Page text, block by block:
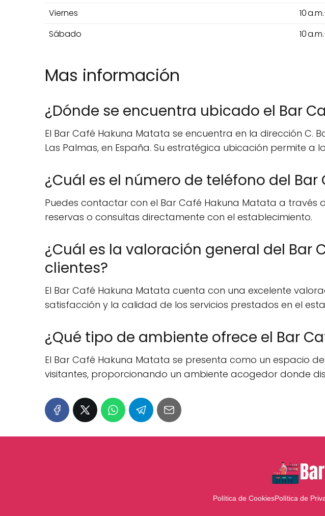
Viernes
10
Sábado
10
Mas información
¿Dónde se encuentra ubicado el Bar
El Bar Café Hakuna Matata se encuentra en la dirección C.
Las Palmas, en España. Su estratégica ubicación permite
¿Cuál es el número de teléfono del
Puedes contactar con el Bar Café Hakuna Matata a través
reservas o consultas directamente con el establecimiento.
¿Cuál es la valoración general del Bar
clientes?
El Bar Café Hakuna Matata cuenta con una excelente
satisfacción y la calidad de los servicios prestados en el
¿Qué tipo de ambiente ofrece el Bar
El Bar Café Hakuna Matata se presenta como un espacio
visitantes, proporcionando un ambiente acogedor donde
Política de CookiesPolítica de